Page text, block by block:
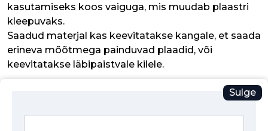
kasutamiseks koos vaiguga, mis muudab plaastri
kleepuvaks.
Saadud materjal kas keevitatakse kangale, et saada
erineva mõõtmega painduvad plaadid, või
keevitatakse läbipaistvale kilele.
Sulge